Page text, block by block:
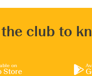
club to
on
Store